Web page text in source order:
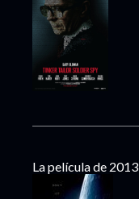
La película de 2013